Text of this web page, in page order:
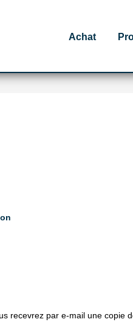
Achat
recevrez par e-mail une copie